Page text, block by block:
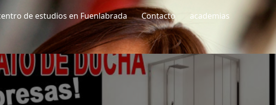
de estudios en Fuenlabrada Contacto academias